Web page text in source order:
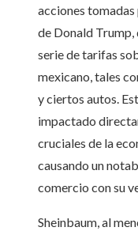
acciones
de Donald Trump,
serie de tarifas
mexicano, tales
y ciertos autos.
impactado
cruciales de la
causando un
comercio con su
Sheinbaum, al